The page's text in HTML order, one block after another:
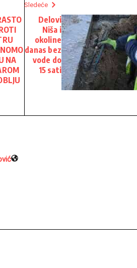
NA
Sledeće
Delovi
Niša i
okoline
danas bez
vode do
15 sati